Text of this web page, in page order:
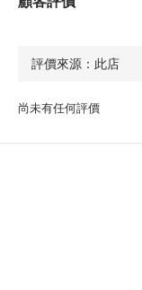
尚未有任何評價